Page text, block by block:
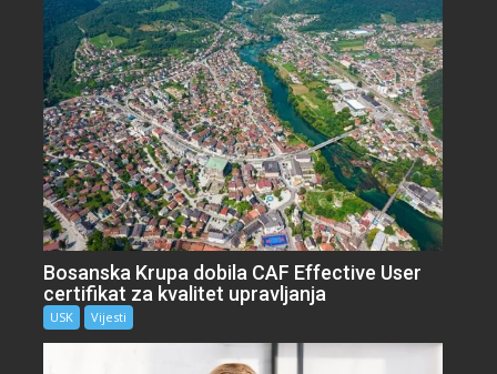
Bosanska Krupa dobila CAF Effective User
certifikat za kvalitet upravljanja
USK Vijesti